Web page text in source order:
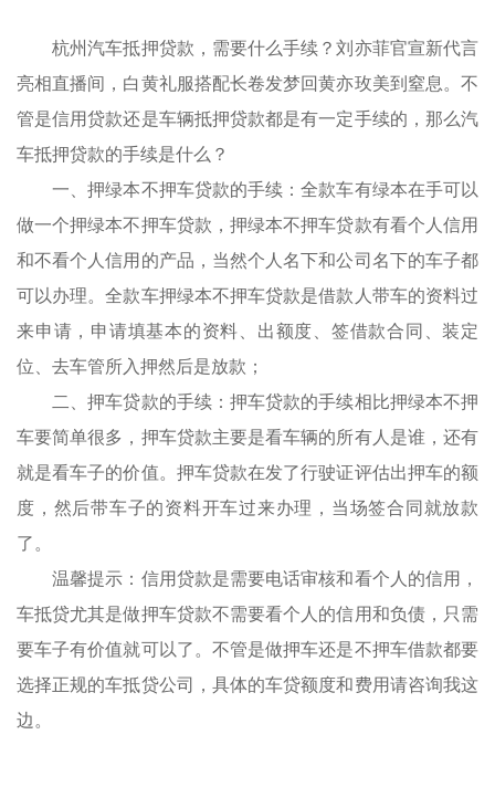
杭州汽车抵押贷款，需要什么手续？刘亦菲官宣新代言
亮相直播间，白黄礼服搭配长卷发梦回黄亦玫美到窒息。不
管是信用贷款还是车辆抵押贷款都是有一定手续的，那么汽
车抵押贷款的手续是什么？
一、押绿本不押车贷款的手续：全款车有绿本在手可以
做一个押绿本不押车贷款，押绿本不押车贷款有看个人信用
和不看个人信用的产品，当然个人名下和公司名下的车子都
可以办理。全款车押绿本不押车贷款是借款人带车的资料过
来申请，申请填基本的资料、出额度、签借款合同、装定
位、去车管所入押然后是放款；
二、押车贷款的手续：押车贷款的手续相比押绿本不押
车要简单很多，押车贷款主要是看车辆的所有人是谁，还有
就是看车子的价值。押车贷款在发了行驶证评估出押车的额
度，然后带车子的资料开车过来办理，当场签合同就放款
了。
温馨提示：信用贷款是需要电话审核和看个人的信用，
车抵贷尤其是做押车贷款不需要看个人的信用和负债，只需
要车子有价值就可以了。不管是做押车还是不押车借款都要
选择正规的车抵贷公司，具体的车贷额度和费用请咨询我这
边。